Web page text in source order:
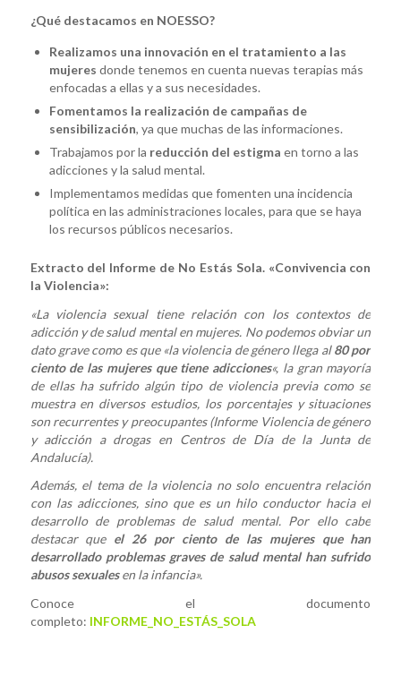
¿Qué destacamos en NOESSO?
Realizamos una innovación en el tratamiento a las
mujeres donde tenemos en cuenta nuevas terapias más
enfocadas a ellas y a sus necesidades.
Fomentamos la realización de campañas de
sensibilización, ya que muchas de las informaciones.
Trabajamos por la reducción del estigma en torno a las
adicciones y la salud mental.
Implementamos medidas que fomenten una incidencia
política en las administraciones locales, para que se haya
los recursos públicos necesarios.
Extracto del Informe de No Estás Sola. «Convivencia con
la Violencia»:
«La violencia sexual tiene relación con los contextos de
adicción y de salud mental en mujeres. No podemos obviar un
dato grave como es que «la violencia de género llega al80 por
ciento de las mujeres que tiene adicciones«, la gran mayoría
de ellas ha sufrido algún tipo de violencia previa como se
muestra en diversos estudios, los porcentajes y situaciones
son recurrentes y preocupantes (Informe Violencia de género
y adicción a drogas en Centros de Día de la Junta de
Andalucía).
Además, el tema de la violencia no solo encuentra relación
con las adicciones, sino que es un hilo conductor hacia el
desarrollo de problemas de salud mental. Por ello cabe
destacar que el 26 por ciento de las mujeres que han
desarrollado problemas graves de salud mental han sufrido
abusos sexualesen la infancia».
Conoce el documento
completo: INFORME_NO_ESTÁS_SOLA